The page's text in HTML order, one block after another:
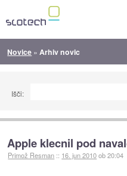
Novice » Arhiv novic
Išči:
Apple klecnil pod
Primož Resman :: 16. jun 2010ob 20:04